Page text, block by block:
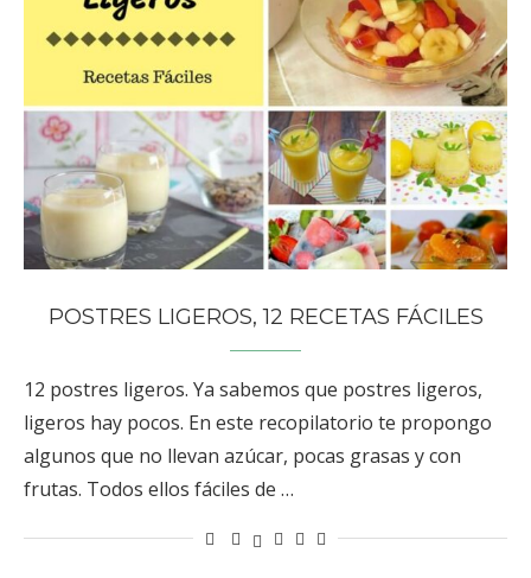
POSTRES LIGEROS, 12 RECETAS FÁCILES
12 postres ligeros. Ya sabemos que postres ligeros,
ligeros hay pocos. En este recopilatorio te propongo
algunos que no llevan azúcar, pocas grasas y con
frutas. Todos ellos fáciles de …